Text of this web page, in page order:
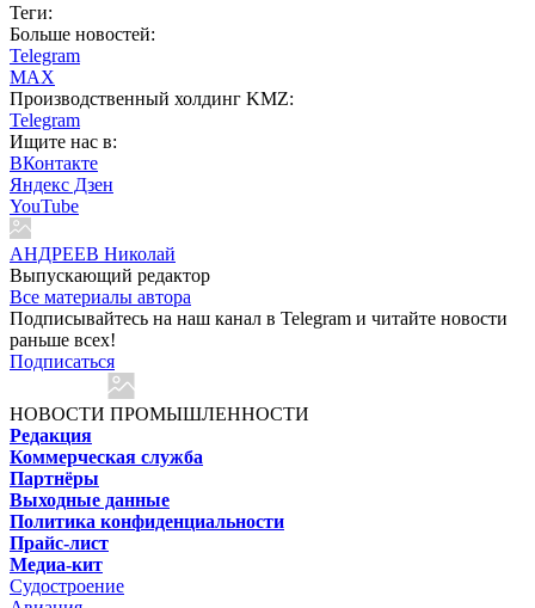
Теги:
Больше новостей:
Telegram
MAX
Производственный холдинг KMZ:
Telegram
Ищите нас в:
ВКонтакте
Яндекс Дзен
YouTube
АНДРЕЕВ Николай
Выпускающий редактор
Все материалы автора
Подписывайтесь на наш канал в Telegram и читайте новости
раньше всех!
Подписаться
НОВОСТИ ПРОМЫШЛЕННОСТИ
Редакция
Коммерческая служба
Партнёры
Выходные данные
Политика конфиденциальности
Прайс-лист
Медиа-кит
Судостроение